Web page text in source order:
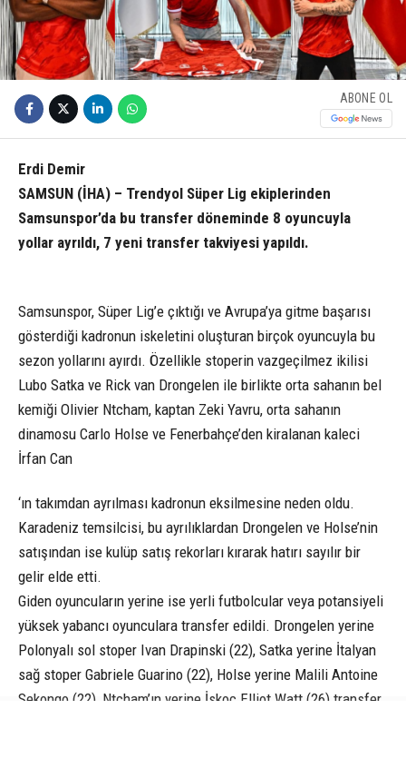
ABONE OL
Erdi Demir
SAMSUN (İHA) – Trendyol Süper Lig ekiplerinden
Samsunspor’da bu transfer döneminde 8 oyuncuyla
yollar ayrıldı, 7 yeni transfer takviyesi yapıldı.
Samsunspor, Süper Lig’e çıktığı ve Avrupa’ya gitme başarısı
gösterdiği kadronun iskeletini oluşturan birçok oyuncuyla bu
sezon yollarını ayırdı. Özellikle stoperin vazgeçilmez ikilisi
Lubo Satka ve Rick van Drongelen ile birlikte orta sahanın bel
kemiği Olivier Ntcham, kaptan Zeki Yavru, orta sahanın
dinamosu Carlo Holse ve Fenerbahçe’den kiralanan kaleci
İrfan Can
‘ın takımdan ayrılması kadronun eksilmesine neden oldu.
Karadeniz temsilcisi, bu ayrılıklardan Drongelen ve Holse’nin
satışından ise kulüp satış rekorları kırarak hatırı sayılır bir
gelir elde etti.
Giden oyuncuların yerine ise yerli futbolcular veya potansiyeli
yüksek yabancı oyunculara transfer edildi. Drongelen yerine
Polonyalı sol stoper Ivan Drapinski (22), Satka yerine İtalyan
sağ stoper Gabriele Guarino (22), Holse yerine Malili Antoine
Sekongo (22), Ntcham’ın yerine İskoç Elliot Watt (26) transfer